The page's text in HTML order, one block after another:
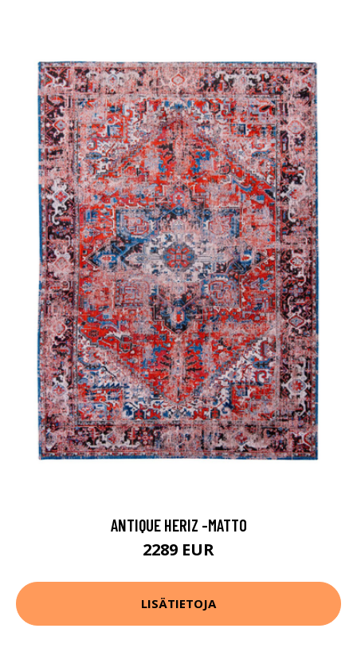
ANTIQUE HERIZ -MATTO
2289 EUR
LISÄTIETOJA